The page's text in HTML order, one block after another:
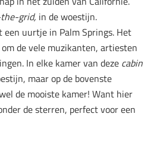
grid, in de woestijn.
een uurtje in Palm Springs. Het
de vele muzikanten, artiesten
In elke kamer van deze cabin
maar op de bovenste
de mooiste kamer! Want hier
de sterren, perfect voor een